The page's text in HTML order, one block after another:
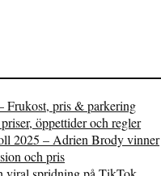
pris & parkering
öppettider och regler
2025 – Adrien Brody vinner
och pris